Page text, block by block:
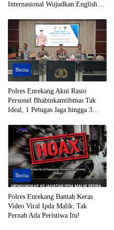
Internasional Wujudkan English
Berita
Polres Enrekang Akui Rasio
Personel Bhabinkamtibmas Tak
Ideal, 1 Petugas Jaga hingga 3
Berita
Polres Enrekang Bantah Keras
Video Viral Ipda Malik: Tak
Pernah Ada Peristiwa Itu!